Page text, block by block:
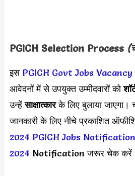
PGICH Selection Process
इस PGICH Govt Jobs Vacancy
आवेदनों में से उपयुक्त उम्मीदवारों को
उन्हेंसाक्षात्कारके लिए बुलाया जाएगा।
जानकारी के लिए नीचे प्रकाशित
2024 PGICH Jobs
2024 Notification जरूर चेक